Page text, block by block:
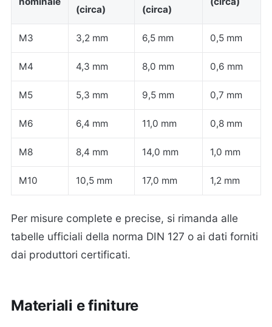
(circa)
(circa)
M3 3,2 mm 6,5 mm 0,5 mm
M4 4,3 mm 8,0 mm 0,6 mm
M5 5,3 mm 9,5 mm 0,7 mm
M6 6,4 mm 11,0 mm 0,8 mm
M8 8,4 mm 14,0 mm 1,0 mm
M10 10,5 mm 17,0 mm 1,2 mm
Per misure complete e precise, si rimanda alle
tabelle ufficiali della norma DIN 127 o ai dati forniti
dai produttori certificati.
Materiali e finiture